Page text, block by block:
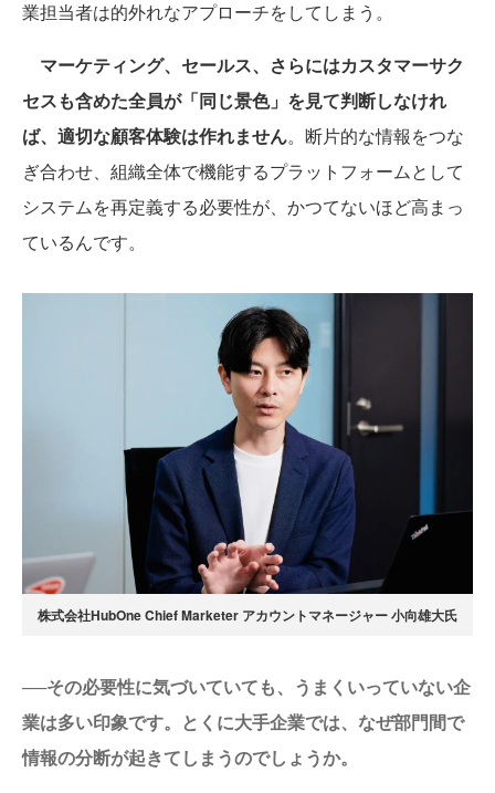
業担当者は的外れなアプローチをしてしまう。
マーケティング、セールス、さらにはカスタマーサク
セスも含めた全員が「同じ景色」を見て判断しなけれ
ば、適切な顧客体験は作れません。断片的な情報をつな
ぎ合わせ、組織全体で機能するプラットフォームとして
システムを再定義する必要性が、かつてないほど高まっ
ているんです。
株式会社HubOne Chief Marketer アカウントマネージャー 小向雄大氏
──その必要性に気づいていても、うまくいっていない企
業は多い印象です。とくに大手企業では、なぜ部門間で
情報の分断が起きてしまうのでしょうか。